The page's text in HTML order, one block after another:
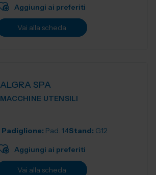
Aggiungi ai preferiti
Vai alla scheda
ALGRA SPA
MACCHINE UTENSILI
Padiglione: Pad. 14Stand: G12
Aggiungi ai preferiti
Vai alla scheda